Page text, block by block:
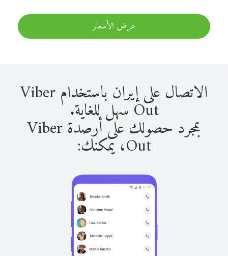
عرض الأسعار
الاتصال على إيران باستخدام Viber
Out سهل للغاية.
بمجرد حصولك على أرصدة Viber
Out، يمكنك: